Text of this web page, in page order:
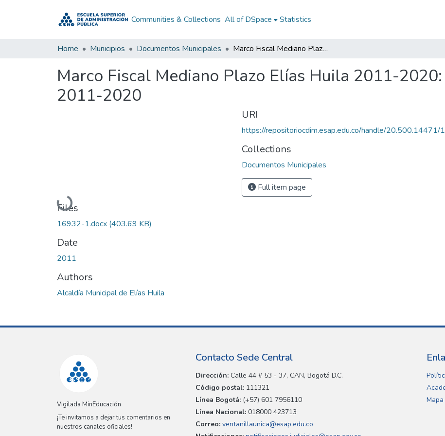
Communities & Collections All of DSpace Statistics
Home Municipios Documentos Municipales Marco Fiscal Mediano Plazo Elías Huila 2011-2020: MFMP Elías Huila 2011-2020
Marco Fiscal Mediano Plazo Elías Huila 2011-
2011-2020
Loading...
Files
16932-1.docx (403.69 KB)
Date
2011
Authors
Alcaldía Municipal de Elías Huila
URI
https://repositoriocdim.esap.edu.co/handle/20.500.14471/
Collections
Documentos Municipales
Full item page
Vigilada MinEducación
¡Te invitamos a dejar tus comentarios en
nuestros canales oficiales!
Contacto Sede Central
Dirección: Calle 44 # 53 - 37, CAN, Bogotá D.C.
Código postal: 111321
Línea Bogotá: (+57) 601 7956110
Línea Nacional: 018000 423713
Correo: ventanillaunica@esap.edu.co